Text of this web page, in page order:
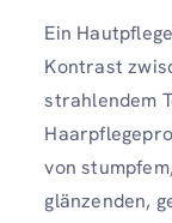
Ein
Kontrast
strahlendem
von
glänzenden,